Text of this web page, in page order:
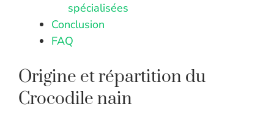
spécialisées
Conclusion
FAQ
Origine et répartition du
Crocodile nain